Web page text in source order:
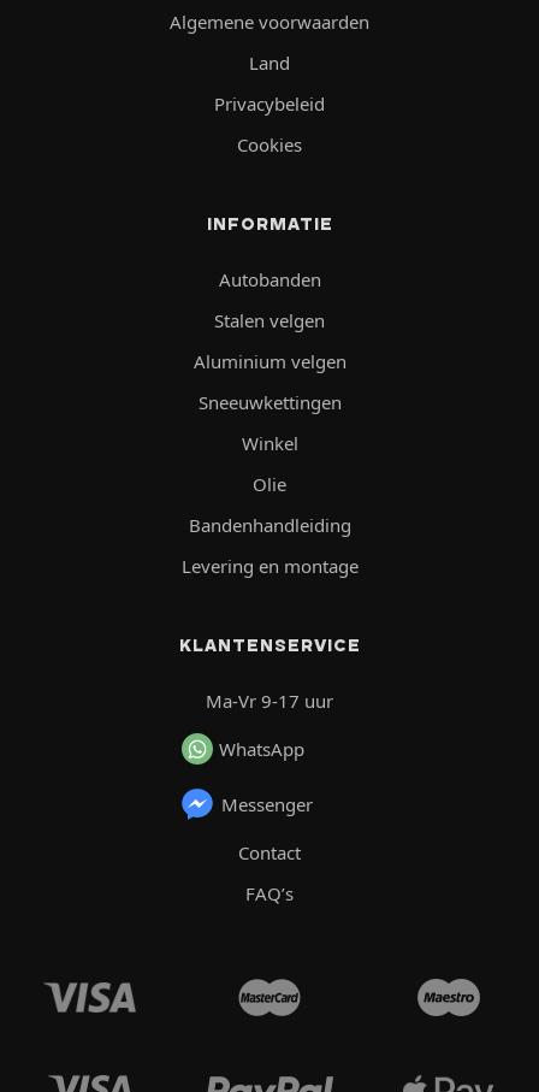
Algemene voorwaarden
Land
Privacybeleid
Cookies
INFORMATIE
Autobanden
Stalen velgen
Aluminium velgen
Sneeuwkettingen
Winkel
Olie
Bandenhandleiding
Levering en montage
KLANTENSERVICE
Ma-Vr 9-17 uur
WhatsApp
Messenger
Contact
FAQ’s